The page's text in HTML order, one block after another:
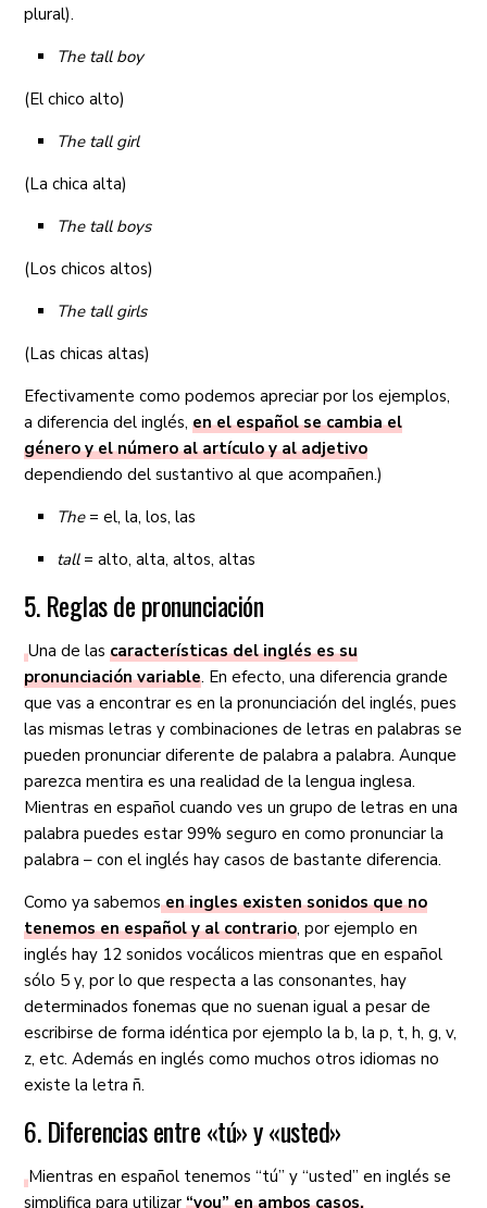
plural).
The tall boy
(El chico alto)
The tall girl
(La chica alta)
The tall boys
(Los chicos altos)
The tall girls
(Las chicas altas)
Efectivamente como podemos apreciar por los ejemplos,
a diferencia del inglés,en el español se cambia el
género y el número al artículo y al adjetivo
dependiendo del sustantivo al que acompañen.)
The= el, la, los, las
tall= alto, alta, altos, altas
5. Reglas de pronunciación
Una de lascaracterísticas del inglés es su
pronunciación variable. En efecto, una diferencia grande
que vas a encontrar es en la pronunciación del inglés, pues
las mismas letras y combinaciones de letras en palabras se
pueden pronunciar diferente de palabra a palabra. Aunque
parezca mentira es una realidad de la lengua inglesa.
Mientras en español cuando ves un grupo de letras en una
palabra puedes estar 99% seguro en como pronunciar la
palabra – con el inglés hay casos de bastante diferencia.
Como ya sabemosen ingles existen sonidos que no
tenemos en español y al contrario, por ejemplo en
inglés hay 12 sonidos vocálicos mientras que en español
sólo 5 y, por lo que respecta a las consonantes, hay
determinados fonemas que no suenan igual a pesar de
escribirse de forma idéntica por ejemplo la b, la p, t, h, g, v,
z, etc. Además en inglés como muchos otros idiomas no
existe la letra ñ.
6. Diferencias entre «tú» y «usted»
Mientras en español tenemos “tú” y “usted” en inglés se
simplifica para utilizar“you” en ambos casos.